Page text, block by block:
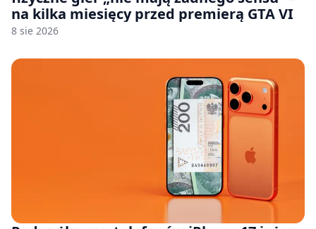
na kilka miesięcy przed premierą GTA VI
8 sie 2026